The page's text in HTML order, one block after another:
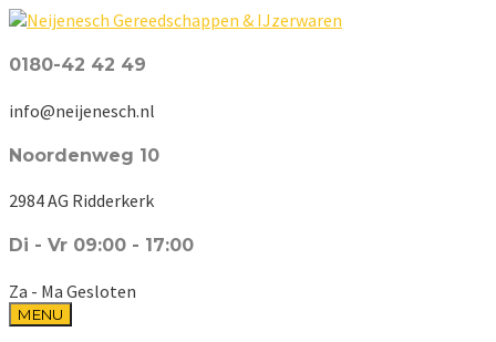
0180-42 42 49
info@neijenesch.nl
Noordenweg 10
2984 AG Ridderkerk
Di - Vr 09:00 - 17:00
Za - Ma Gesloten
MENU